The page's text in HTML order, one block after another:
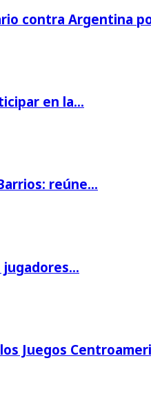
contra Argentina
en la…
reúne…
jugadores…
Juegos